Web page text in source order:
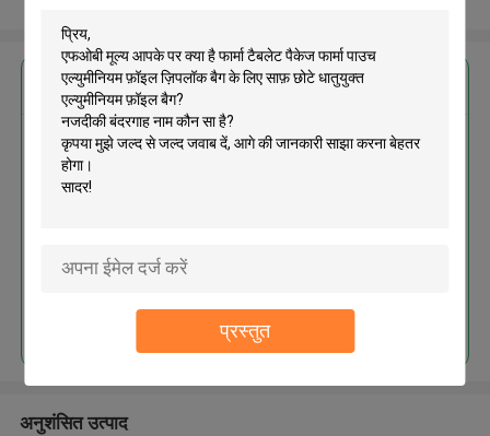
प्रस्तुत
सबसे उत्तम प्रतिदान प्राप्त करें
फार्मा टैबलेट पैकेज फार्मा पाउच एल्युमीनियम
जारी रखें
अनुशंसित उत्पाद